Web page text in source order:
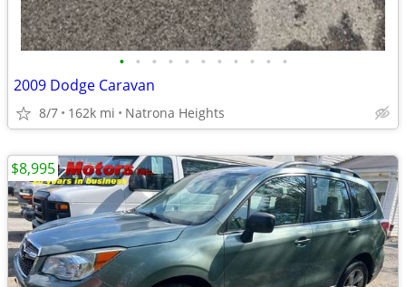
• • • • • • • • • • •
2009 Dodge Caravan
8/7 162k mi Natrona Heights
$8,995